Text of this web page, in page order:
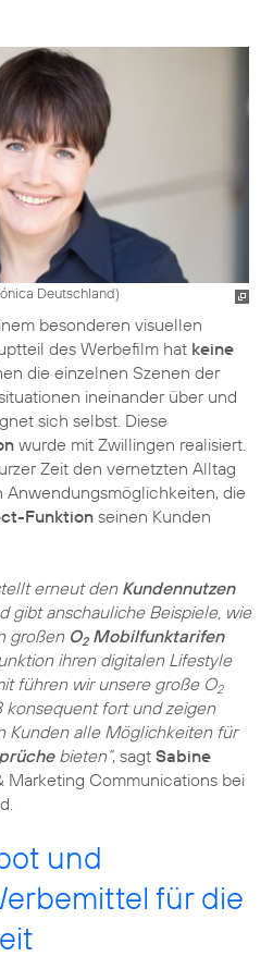
Deutschland)
besonderen visuellen
des Werbefilm hat keine
die einzelnen Szenen der
ineinander über und
sich selbst. Diese
wurde mit Zwillingen realisiert.
Zeit den vernetzten Alltag
Anwendungsmöglichkeiten, die
Funktionseinen Kunden
erneut den Kundennutzen
gibt anschauliche Beispiele, wie
großen O2Mobilfunktarifen
ihren digitalen Lifestyle
führen wir unsere große O2
konsequent fort und zeigen
Kunden alle Möglichkeiten für
bieten“, sagt Sabine
Marketing Communications bei
und
für die